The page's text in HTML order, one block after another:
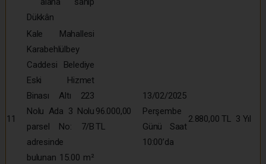
Dükkân
11
Kale Mahallesi
Karabehlülbey
Caddesi Belediye
Eski Hizmet
Binası Altı 223
Nolu Ada 3 Nolu
parsel No: 7/B
adresinde
bulunan 15.00 m²
96.000,00
TL
13/02/2025
Perşembe
Günü Saat
10:00’da
2.880,00 TL 3 Yıl